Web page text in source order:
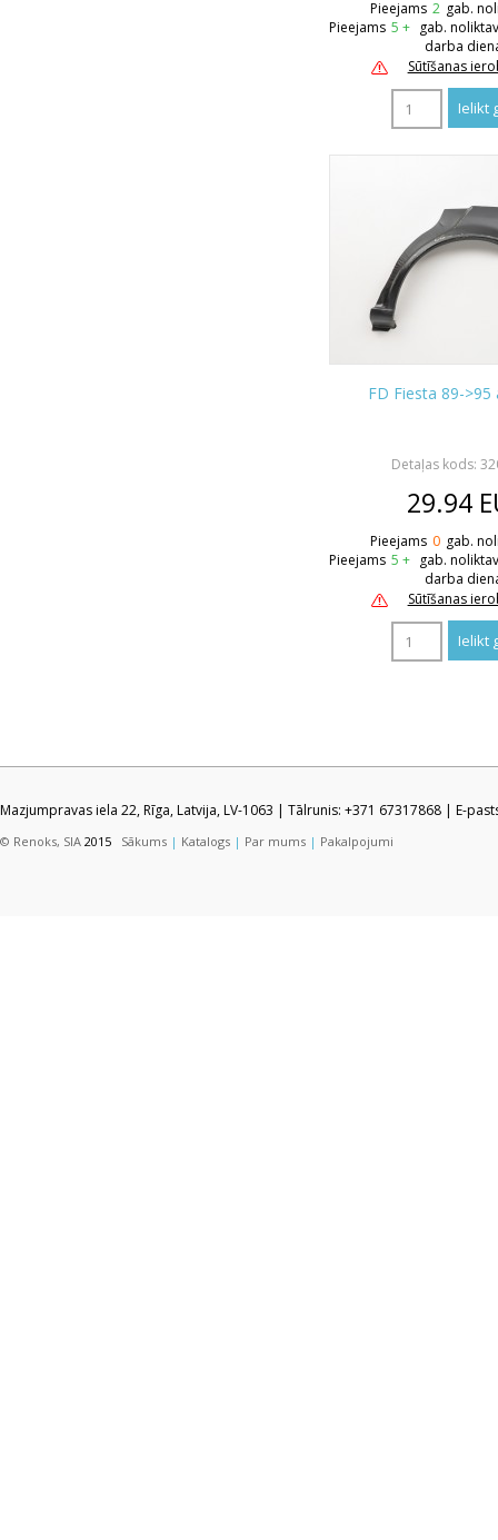
Pieejams 2 gab.
Pieejams 5 + gab.
darba
Sūtīšanas
FD Fiesta 89->95
Detaļas kods:
29.94
Pieejams 0 gab.
Pieejams 5 + gab.
darba
Sūtīšanas
Mazjumpravas iela 22, Rīga, Latvija, LV-1063 | Tālrunis: +371 67317868 | E-
© Renoks, SIA 2015 Sākums | Katalogs | Par mums | Pakalpojumi